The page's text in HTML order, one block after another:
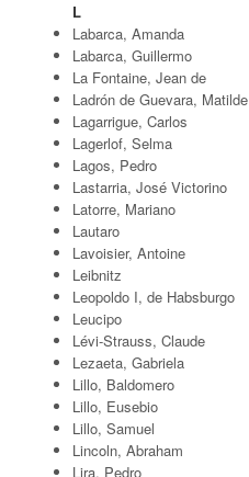
L
Labarca, Amanda
Labarca, Guillermo
La Fontaine, Jean de
Ladrón de Guevara, Matilde
Lagarrigue, Carlos
Lagerlof, Selma
Lagos, Pedro
Lastarria, José Victorino
Latorre, Mariano
Lautaro
Lavoisier, Antoine
Leibnitz
Leopoldo I, de Habsburgo
Leucipo
Lévi-Strauss, Claude
Lezaeta, Gabriela
Lillo, Baldomero
Lillo, Eusebio
Lillo, Samuel
Lincoln, Abraham
Lira, Pedro